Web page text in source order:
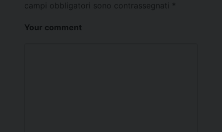
campi obbligatori sono contrassegnati *
Your comment